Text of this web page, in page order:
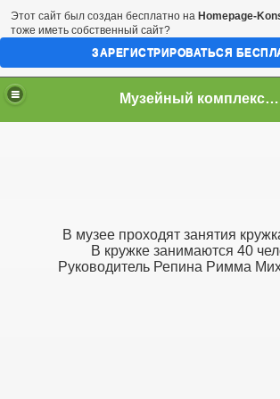
Музейный комплекс "Родники"
В музее проходят занятия
В кружке занимаются 40
Руководитель Репина Римма
Этот сайт был создан бесплатно на Homepage-
тоже иметь собственный сайт?
ЗАРЕГИСТРИРОВАТЬСЯ